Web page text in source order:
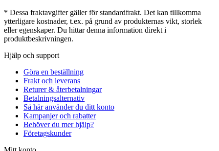
* Dessa fraktavgifter gäller för standardfrakt. Det kan tillkomma
ytterligare kostnader, t.ex. på grund av produkternas vikt, storlek
eller egenskaper. Du hittar denna information direkt i
produktbeskrivningen.
Hjälp och support
Göra en beställning
Frakt och leverans
Returer & återbetalningar
Betalningsalternativ
Så här använder du ditt konto
Kampanjer och rabatter
Behöver du mer hjälp?
Företagskunder